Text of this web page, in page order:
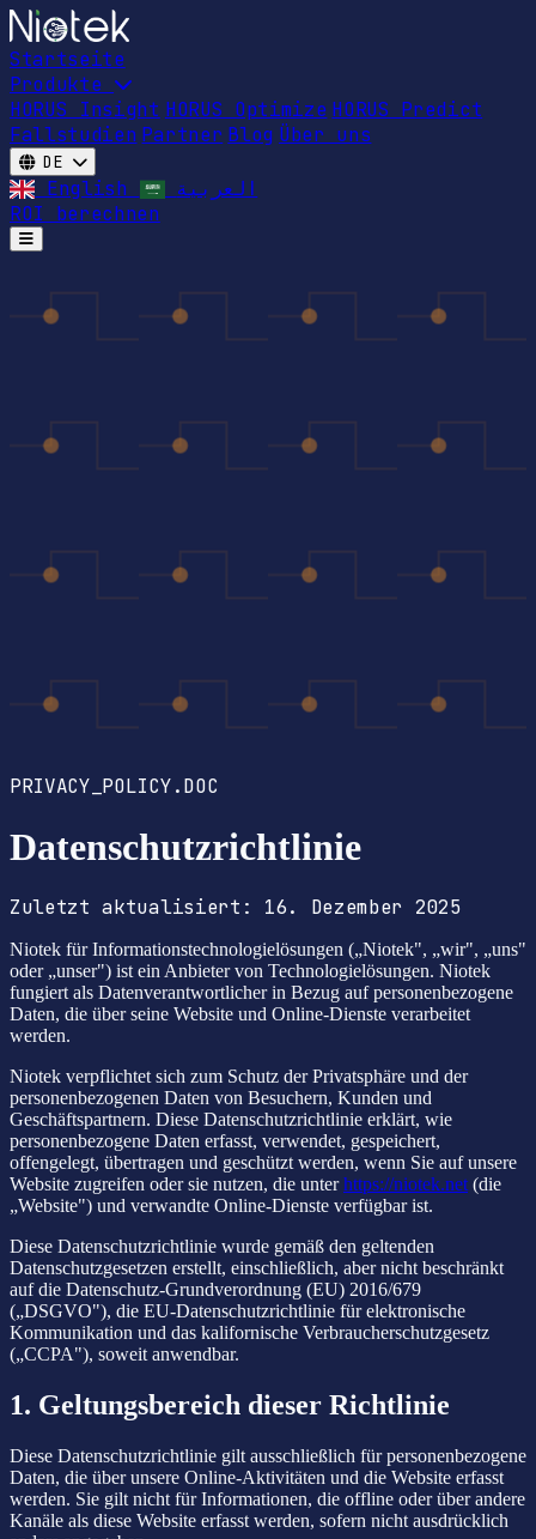
Startseite
Produkte
HORUS Insight HORUS Optimize HORUS Predict
Fallstudien Partner Blog Über uns
DE
English
العربية
ROI berechnen
Open main menu
PRIVACY_POLICY.DOC
Datenschutzrichtlinie
Zuletzt aktualisiert: 16. Dezember 2025
Niotek für Informationstechnologielösungen („Niotek", „wir", „uns"
oder „unser") ist ein Anbieter von Technologielösungen. Niotek
fungiert als Datenverantwortlicher in Bezug auf personenbezogene
Daten, die über seine Website und Online-Dienste verarbeitet
werden.
Niotek verpflichtet sich zum Schutz der Privatsphäre und der
personenbezogenen Daten von Besuchern, Kunden und
Geschäftspartnern. Diese Datenschutzrichtlinie erklärt, wie
personenbezogene Daten erfasst, verwendet, gespeichert,
offengelegt, übertragen und geschützt werden, wenn Sie auf unsere
Website zugreifen oder sie nutzen, die unterhttps://niotek.net (die
„Website") und verwandte Online-Dienste verfügbar ist.
Diese Datenschutzrichtlinie wurde gemäß den geltenden
Datenschutzgesetzen erstellt, einschließlich, aber nicht beschränkt
auf die Datenschutz-Grundverordnung (EU) 2016/679
(„DSGVO"), die EU-Datenschutzrichtlinie für elektronische
Kommunikation und das kalifornische Verbraucherschutzgesetz
(„CCPA"), soweit anwendbar.
1. Geltungsbereich dieser Richtlinie
Diese Datenschutzrichtlinie gilt ausschließlich für personenbezogene
Daten, die über unsere Online-Aktivitäten und die Website erfasst
werden. Sie gilt nicht für Informationen, die offline oder über andere
Kanäle als diese Website erfasst werden, sofern nicht ausdrücklich